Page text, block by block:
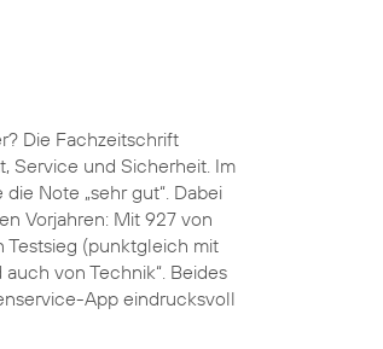
Die Fachzeitschrift
Service und Sicherheit. Im
Note „sehr gut“. Dabei
Vorjahren: Mit 927 von
Testsieg (punktgleich mit
von Technik“. Beides
App eindrucksvoll